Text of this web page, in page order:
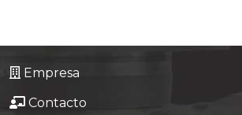
Empresa
Contacto